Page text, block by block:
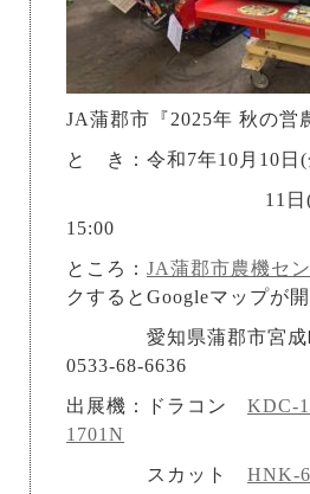
JA蒲郡市『2025年 秋の営
と き：令和7年10月10
11日(土)
15:00
ところ： JA蒲郡市農機セ
クするとGoogleマップが開
愛知県蒲郡市宮成
0533-68-6636
出展機：ドラコン KDC-
1701N
スカット HNK-